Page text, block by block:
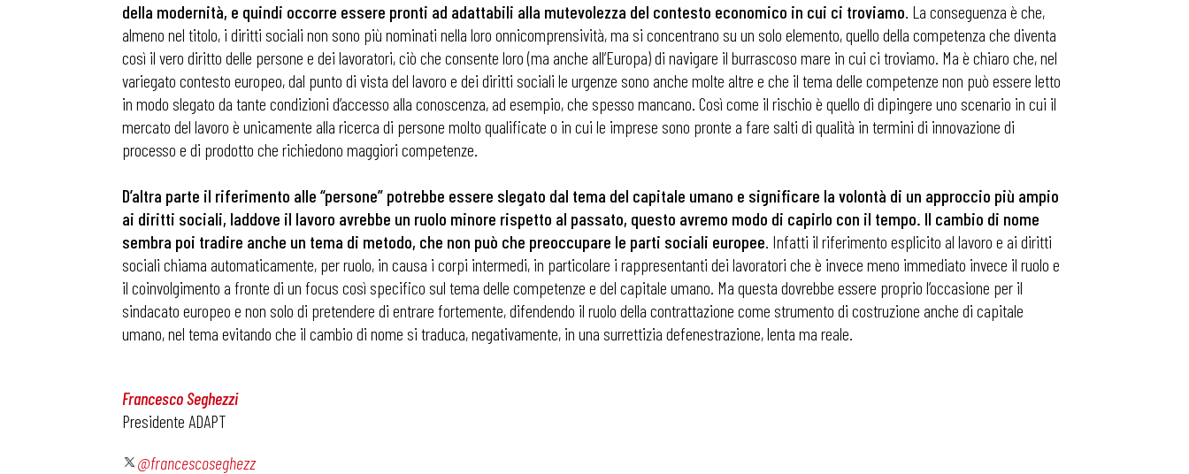
Bollettini ADAPT
della modernità, e quindi occorre essere pronti ad adattabili alla mutevolezza del contesto economico in cui ci troviamo. La conseguenza è che,
almeno nel titolo, i diritti sociali non sono più nominati nella loro onnicomprensività, ma si concentrano su un solo elemento, quello della competenza che diventa
così il vero diritto delle persone e dei lavoratori, ciò che consente loro (ma anche all’Europa) di navigare il burrascoso mare in cui ci troviamo. Ma è chiaro che, nel
variegato contesto europeo, dal punto di vista del lavoro e dei diritti sociali le urgenze sono anche molte altre e che il tema delle competenze non può essere letto
in modo slegato da tante condizioni d’accesso alla conoscenza, ad esempio, che spesso mancano. Così come il rischio è quello di dipingere uno scenario in cui il
mercato del lavoro è unicamente alla ricerca di persone molto qualificate o in cui le imprese sono pronte a fare salti di qualità in termini di innovazione di
processo e di prodotto che richiedono maggiori competenze.
D’altra parte il riferimento alle “persone” potrebbe essere slegato dal tema del capitale umano e significare la volontà di un approccio più ampio
ai diritti sociali, laddove il lavoro avrebbe un ruolo minore rispetto al passato, questo avremo modo di capirlo con il tempo. Il cambio di nome
sembra poi tradire anche un tema di metodo, che non può che preoccupare le parti sociali europee. Infatti il riferimento esplicito al lavoro e ai diritti
sociali chiama automaticamente, per ruolo, in causa i corpi intermedi, in particolare i rappresentanti dei lavoratori che è invece meno immediato invece il ruolo e
il coinvolgimento a fronte di un focus così specifico sul tema delle competenze e del capitale umano. Ma questa dovrebbe essere proprio l’occasione per il
sindacato europeo e non solo di pretendere di entrare fortemente, difendendo il ruolo della contrattazione come strumento di costruzione anche di capitale
umano, nel tema evitando che il cambio di nome si traduca, negativamente, in una surrettizia defenestrazione, lenta ma reale.
Francesco Seghezzi
Presidente ADAPT
@francescoseghezz